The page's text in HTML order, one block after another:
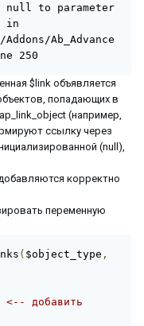
null to parameter
in
Ab_Advance
250
$link объявляется
попадающих в
(например,
ссылку через
(null),
корректно
переменную
( $object_type ,
добавить